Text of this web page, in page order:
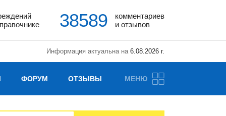
38589
комментариев
и отзывов
Информация актуальна на6.08.2026 г.
ФОРУМ ОТЗЫВЫ МЕНЮ